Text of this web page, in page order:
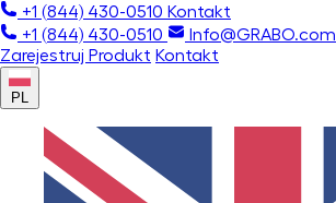
+1 (844) 430-0510 Kontakt
+1 (844) 430-0510
Info@GRABO.com
Zarejestruj Produkt Kontakt
PL